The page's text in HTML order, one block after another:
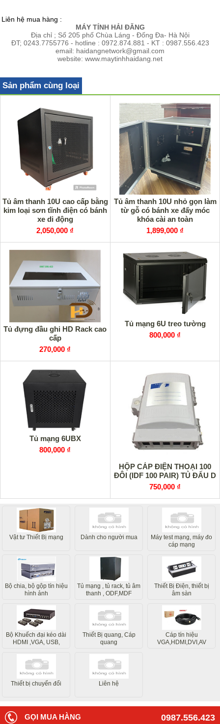
Liên hệ mua hàng :
MÁY TÍNH HẢI ĐĂNG
Địa chỉ ; Số 205 phố Chùa Láng - Đống Đa- Hà Nội
ĐT; 0243.7755776 - hotline : 0972.874.881 - KT : 0987.556.423
email: haidangnetwork@gmail.com
website: www.maytinhhaidang.net
Sản phẩm cùng loại
Tủ âm thanh 10U cao cấp bằng
kim loại sơn tĩnh điện có bánh
xe di động
2,050,000 ₫
Tủ âm thanh 10U nhỏ gọn làm
từ gỗ có bánh xe đẩy móc
khóa cài an toàn
1,899,000 ₫
Tủ đựng đầu ghi HD Rack cao
cấp
270,000 ₫
Tủ mạng 6U treo tường
800,000 ₫
Tủ mạng 6UBX
800,000 ₫
HỘP CÁP ĐIỆN THOẠI 100
ĐÔI (IDF 100 PAIR) TỦ ĐẤU D
750,000 ₫
Vật tư Thiết Bị mạng Dành cho người mua
Máy test mạng, máy đo
cáp mạng
Bộ chia, bộ gộp tín hiệu
hình ảnh
Tủ mạng , tủ rack, tủ âm
thanh , ODF,MDF
Thiết Bị Điện, thiết bị
âm sàn
Bộ Khuếch đại kéo dài
HDMI ,VGA, USB,
Thiết Bị quang, Cáp
quang
Cáp tín hiệu
VGA,HDMI,DVI,AV
Thiết bị chuyển đổi Liên hệ
0987.556.423
GỌI MUA HÀNG